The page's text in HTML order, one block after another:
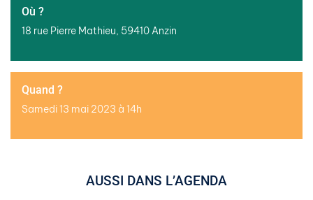
Où ?
18 rue Pierre Mathieu, 59410 Anzin
Quand ?
Samedi 13 mai 2023 à 14h
AUSSI DANS L’AGENDA